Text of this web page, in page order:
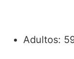
Adultos: